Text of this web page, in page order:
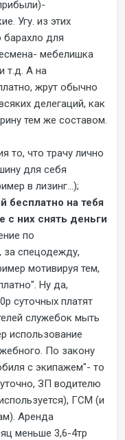
Угу. из этих
барахло для
мебелишка
т.д. А на
жрут обычно
делегаций, как
тем же составом.
то, что трачу лично
для себя
в лизинг...);
бесплатно на тебя
с них снять деньги
по
за спецодежду,
мотивируя тем,
Ну да,
суточных платят
служебок мыть
использование
По закону
с экипажем"- то
ЗП водителю
ГСМ (и
Аренда
меньше 3,6-4тр